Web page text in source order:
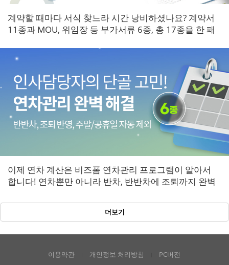
계약할 때마다 서식 찾느라 시간 낭비하셨나요? 계약서
11종과 MOU, 위임장 등 부가서류 6종, 총 17종을 한 패
이제 연차 계산은 비즈폼 연차관리 프로그램이 알아서
합니다! 연차뿐만 아니라 반차, 반반차에 조퇴까지 완벽
더보기
이용약관 개인정보 처리방침 PC버전